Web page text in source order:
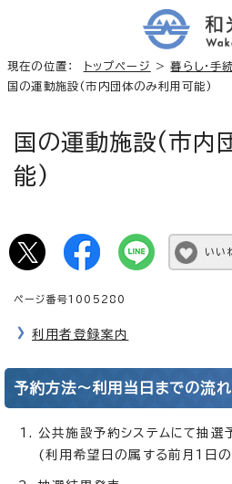
現在の位置： トップページ >暮らし・手
国の運動施設(市内団体のみ利用可能)
国の運動施設(市内
能)
いい
ページ番号1005280
利用者登録案内
予約方法～利用当日までの流れ
公共施設予約システムにて抽選
(利用希望日の属する前月1日